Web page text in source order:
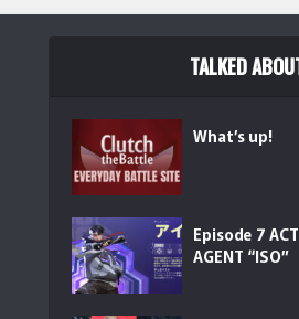
オーディオファン 9色軸 メカニカルキー
DIYキーホルダー ゲ...
(5453)
TALKED
What’s up!
Episode 7
AGENT “ISO”